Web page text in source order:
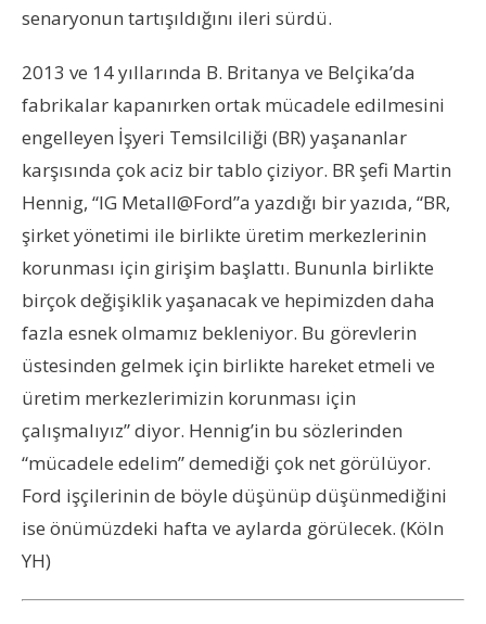
senaryonun tartışıldığını ileri sürdü.
2013 ve 14 yıllarında B. Britanya ve Belçika’da
fabrikalar kapanırken ortak mücadele edilmesini
engelleyen İşyeri Temsilciliği (BR) yaşananlar
karşısında çok aciz bir tablo çiziyor. BR şefi Martin
Hennig, “IG Metall@Ford”a yazdığı bir yazıda, “BR,
şirket yönetimi ile birlikte üretim merkezlerinin
korunması için girişim başlattı. Bununla birlikte
birçok değişiklik yaşanacak ve hepimizden daha
fazla esnek olmamız bekleniyor. Bu görevlerin
üstesinden gelmek için birlikte hareket etmeli ve
üretim merkezlerimizin korunması için
çalışmalıyız” diyor. Hennig’in bu sözlerinden
“mücadele edelim” demediği çok net görülüyor.
Ford işçilerinin de böyle düşünüp düşünmediğini
ise önümüzdeki hafta ve aylarda görülecek. (Köln
YH)